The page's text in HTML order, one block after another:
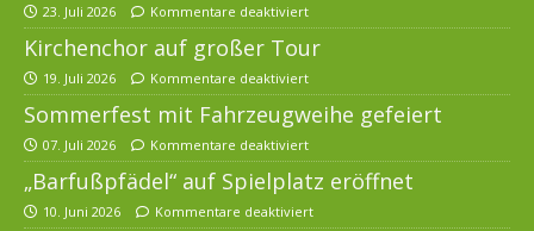
23. Juli 2026 Kommentare deaktiviert
Kirchenchor auf großer Tour
19. Juli 2026 Kommentare deaktiviert
Sommerfest mit Fahrzeugweihe gefeiert
07. Juli 2026 Kommentare deaktiviert
„Barfußpfädel“ auf Spielplatz eröffnet
10. Juni 2026 Kommentare deaktiviert